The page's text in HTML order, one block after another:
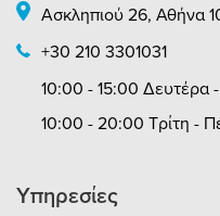
Ασκληπιού 26, Αθήνα
+30 210 3301031
10:00 - 15:00 Δευτέρα
10:00 - 20:00 Τρίτη -
Υπηρεσίες